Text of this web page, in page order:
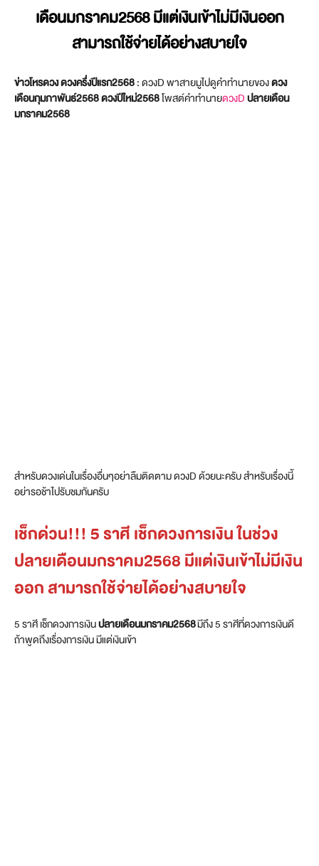
เดือนมกราคม2568 มีแต่เงินเข้าไม่มีเงินออก
สามารถใช้จ่ายได้อย่างสบายใจ
ข่าวโหรดวง ดวงครึ่งปีแรก2568: ดวงD พาสายมูไปดูคำทำนายของดวง
เดือนกุมภาพันธ์2568ดวงปีใหม่2568โพสต์คำทำนายดวงDปลายเดือน
มกราคม2568
สำหรับดวงเด่นในเรื่องอื่นๆอย่าลืมติดตาม ดวงD ด้วยนะครับ สำหรับเรื่องนี้
อย่ารอช้าไปรับชมกันครับ
เช็กด่วน!!! 5 ราศี เช็กดวงการเงิน ในช่วง
ปลายเดือนมกราคม2568 มีแต่เงินเข้าไม่มีเงิน
ออก สามารถใช้จ่ายได้อย่างสบายใจ
5 ราศี เช็กดวงการเงินปลายเดือนมกราคม2568มีถึง 5 ราศีที่ดวงการเงินดี
ถ้าพูดถึงเรื่องการเงิน มีแต่เงินเข้า